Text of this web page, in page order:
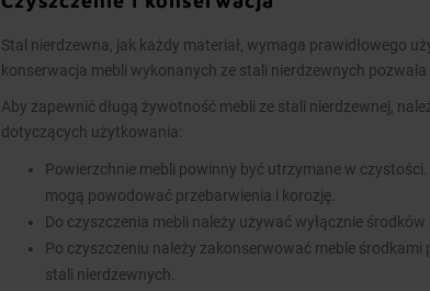
Stal nierdzewna, jak każdy materiał, wymaga prawidłowego
konserwacja mebli wykonanych ze stali nierdzewnych
Aby zapewnić długą żywotność mebli ze stali nierdzewnej,
dotyczących użytkowania:
Powierzchnie mebli powinny być utrzymane w
mogą powodować przebarwienia i korozję.
Do czyszczenia mebli należy używać wyłącznie
Po czyszczeniu należy zakonserwować meble
stali nierdzewnych.